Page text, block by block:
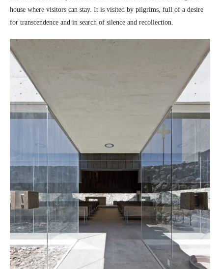
house where visitors can stay. It is visited by pilgrims, full of a desire
for transcendence and in search of silence and recollection.